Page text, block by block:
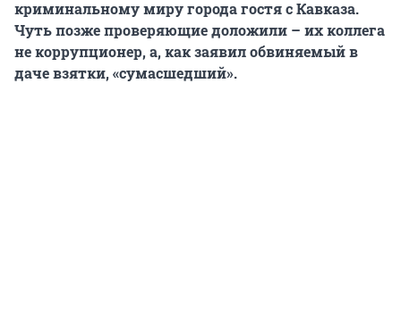
криминальному миру города гостя с Кавказа.
Чуть позже проверяющие доложили – их коллега
не коррупционер, а, как заявил обвиняемый в
даче взятки, «сумасшедший».